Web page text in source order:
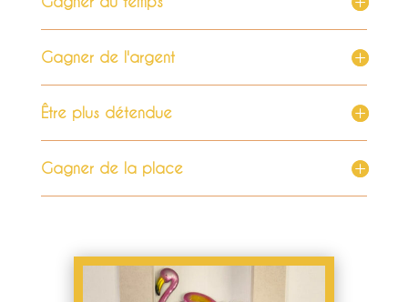
Gagner de l'argent
Être plus détendue
Gagner de la place